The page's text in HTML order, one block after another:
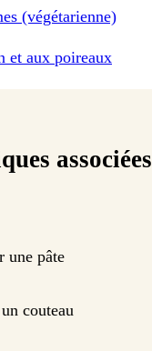
(végétarienne)
et aux poireaux
associées
une pâte
couteau